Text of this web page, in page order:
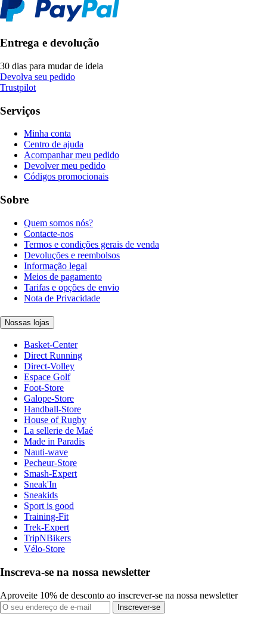
Entrega e devolução
30 dias para mudar de ideia
Devolva seu pedido
Trustpilot
Serviços
Minha conta
Centro de ajuda
Acompanhar meu pedido
Devolver meu pedido
Códigos promocionais
Sobre
Quem somos nós?
Contacte-nos
Termos e condições gerais de venda
Devoluções e reembolsos
Informação legal
Meios de pagamento
Tarifas e opções de envio
Nota de Privacidade
Nossas lojas
Basket-Center
Direct Running
Direct-Volley
Espace Golf
Foot-Store
Galope-Store
Handball-Store
House of Rugby
La sellerie de Maé
Made in Paradis
Nauti-wave
Pecheur-Store
Smash-Expert
Sneak'In
Sneakids
Sport is good
Training-Fit
Trek-Expert
TripNBikers
Vélo-Store
Inscreva-se na nossa newsletter
Aproveite 10% de desconto ao inscrever-se na nossa newsletter
Inscrever-se